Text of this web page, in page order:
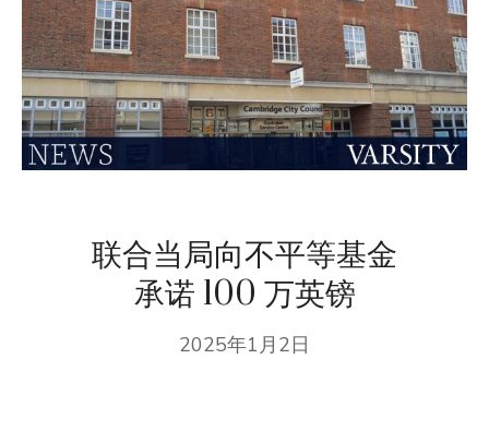
联合当局向不平等基金
承诺 100 万英镑
2025年1月2日